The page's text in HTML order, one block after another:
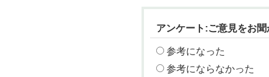
アンケート:ご意見をお
参考になった
参考にならなかった